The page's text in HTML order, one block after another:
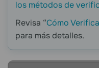
los métodos de
Revisa “Cómo
para más detalles.